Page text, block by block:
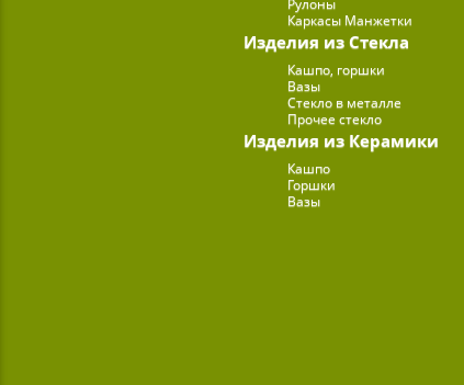
Каркасы Манжетки
Изделия из Стекла
Кашпо, горшки
Вазы
Стекло в металле
Прочее стекло
Изделия из Керамики
Кашпо
Горшки
Вазы